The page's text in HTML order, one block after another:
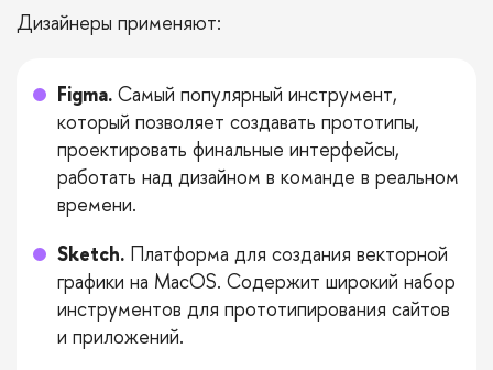
Дизайнеры применяют:
Figma. Самый популярный инструмент,
который позволяет создавать прототипы,
проектировать финальные интерфейсы,
работать над дизайном в команде в реальном
времени.
Sketch. Платформа для создания векторной
графики на MacOS. Содержит широкий набор
инструментов для прототипирования сайтов
и приложений.